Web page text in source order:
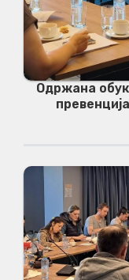
Одржана